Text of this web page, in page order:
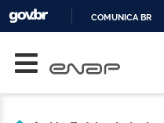
COMUNICA BR